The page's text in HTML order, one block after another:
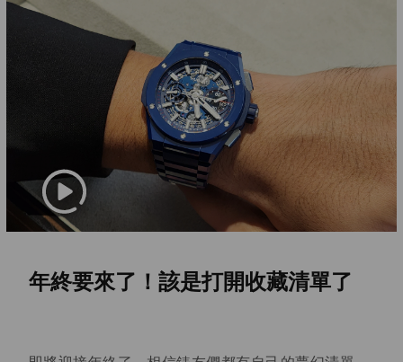
年終要來了！該是打開收藏清單了